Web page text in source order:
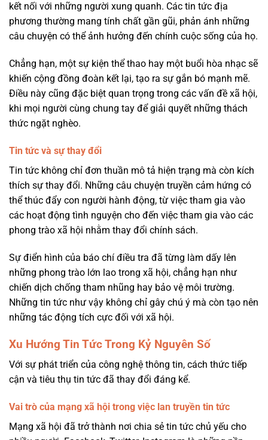
kết nối với những người xung quanh. Các tin tức địa
phương thường mang tính chất gần gũi, phản ánh những
câu chuyện có thể ảnh hưởng đến chính cuộc sống của họ.
Chẳng hạn, một sự kiện thể thao hay một buổi hòa nhạc sẽ
khiến cộng đồng đoàn kết lại, tạo ra sự gắn bó mạnh mẽ.
Điều này cũng đặc biệt quan trọng trong các vấn đề xã hội,
khi mọi người cùng chung tay để giải quyết những thách
thức ngặt nghèo.
Tin tức và sự thay đổi
Tin tức không chỉ đơn thuần mô tả hiện trạng mà còn kích
thích sự thay đổi. Những câu chuyện truyền cảm hứng có
thể thúc đẩy con người hành động, từ việc tham gia vào
các hoạt động tình nguyện cho đến việc tham gia vào các
phong trào xã hội nhằm thay đổi chính sách.
Sự điển hình của báo chí điều tra đã từng làm dấy lên
những phong trào lớn lao trong xã hội, chẳng hạn như
chiến dịch chống tham nhũng hay bảo vệ môi trường.
Những tin tức như vậy không chỉ gây chú ý mà còn tạo nên
những tác động tích cực đối với xã hội.
Xu Hướng Tin Tức Trong Kỷ Nguyên Số
Với sự phát triển của công nghệ thông tin, cách thức tiếp
cận và tiêu thụ tin tức đã thay đổi đáng kể.
Vai trò của mạng xã hội trong việc lan truyền tin tức
Mạng xã hội đã trở thành nơi chia sẻ tin tức chủ yếu cho